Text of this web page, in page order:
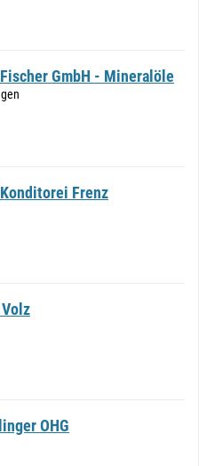
GmbH - Mineralöle
Frenz
OHG